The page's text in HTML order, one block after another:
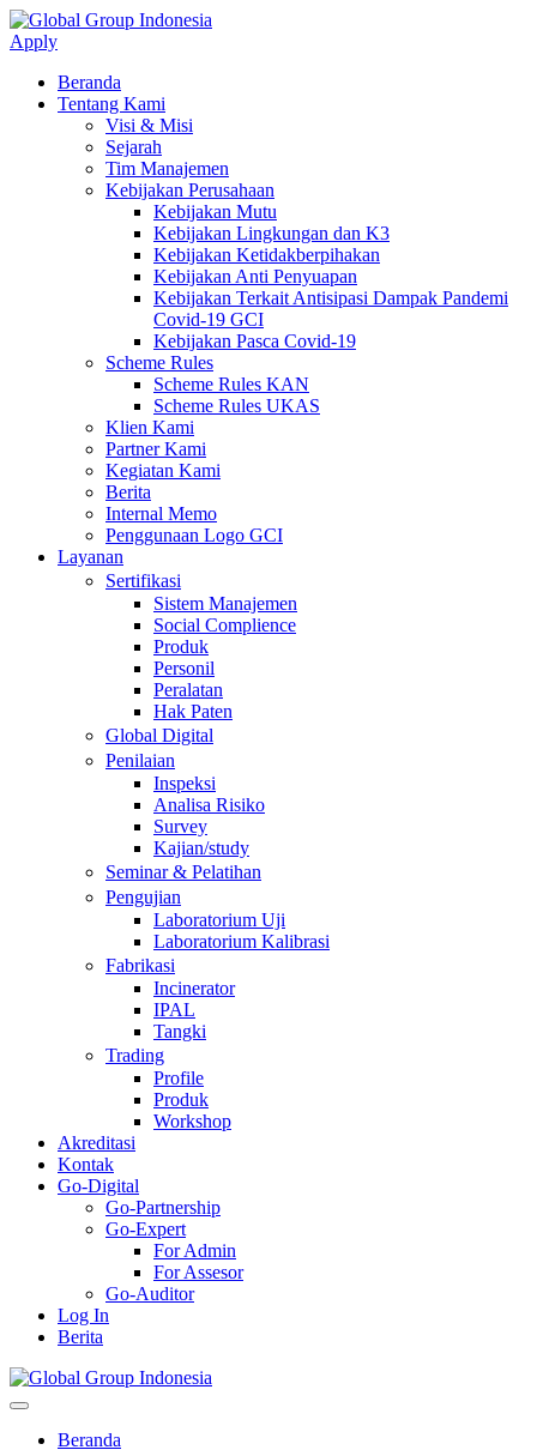
Apply
Beranda
Tentang Kami
Visi & Misi
Sejarah
Tim Manajemen
Kebijakan Perusahaan
Kebijakan Mutu
Kebijakan Lingkungan dan K3
Kebijakan Ketidakberpihakan
Kebijakan Anti Penyuapan
Kebijakan Terkait Antisipasi Dampak Pandemi
Covid-19 GCI
Kebijakan Pasca Covid-19
Scheme Rules
Scheme Rules KAN
Scheme Rules UKAS
Klien Kami
Partner Kami
Kegiatan Kami
Berita
Internal Memo
Penggunaan Logo GCI
Layanan
Sertifikasi
Sistem Manajemen
Social Complience
Produk
Personil
Peralatan
Hak Paten
Global Digital
Penilaian
Inspeksi
Analisa Risiko
Survey
Kajian/study
Seminar & Pelatihan
Pengujian
Laboratorium Uji
Laboratorium Kalibrasi
Fabrikasi
Incinerator
IPAL
Tangki
Trading
Profile
Produk
Workshop
Akreditasi
Kontak
Go-Digital
Go-Partnership
Go-Expert
For Admin
For Assesor
Go-Auditor
Log In
Berita
Beranda